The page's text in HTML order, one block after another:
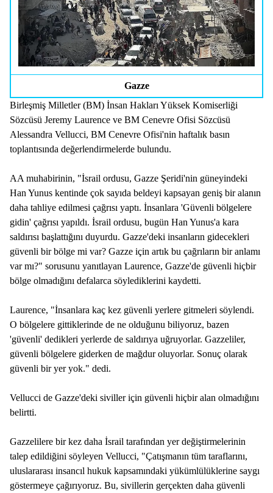
Gazze
Birleşmiş Milletler (BM) İnsan Hakları Yüksek Komiserliği
Sözcüsü Jeremy Laurence ve BM Cenevre Ofisi Sözcüsü
Alessandra Vellucci, BM Cenevre Ofisi'nin haftalık basın
toplantısında değerlendirmelerde bulundu.
AA muhabirinin, "İsrail ordusu, Gazze Şeridi'nin güneyindeki
Han Yunus kentinde çok sayıda beldeyi kapsayan geniş bir alanın
daha tahliye edilmesi çağrısı yaptı. İnsanlara 'Güvenli bölgelere
gidin' çağrısı yapıldı. İsrail ordusu, bugün Han Yunus'a kara
saldırısı başlattığını duyurdu. Gazze'deki insanların gidecekleri
güvenli bir bölge mi var? Gazze için artık bu çağrıların bir anlamı
var mı?" sorusunu yanıtlayan Laurence, Gazze'de güvenli hiçbir
bölge olmadığını defalarca söylediklerini kaydetti.
Laurence, "İnsanlara kaç kez güvenli yerlere gitmeleri söylendi.
O bölgelere gittiklerinde de ne olduğunu biliyoruz, bazen
'güvenli' dedikleri yerlerde de saldırıya uğruyorlar. Gazzeliler,
güvenli bölgelere giderken de mağdur oluyorlar. Sonuç olarak
güvenli bir yer yok." dedi.
Vellucci de Gazze'deki siviller için güvenli hiçbir alan olmadığını
belirtti.
Gazzelilere bir kez daha İsrail tarafından yer değiştirmelerinin
talep edildiğini söyleyen Vellucci, "Çatışmanın tüm taraflarını,
uluslararası insancıl hukuk kapsamındaki yükümlülüklerine saygı
göstermeye çağırıyoruz. Bu, sivillerin gerçekten daha güvenli